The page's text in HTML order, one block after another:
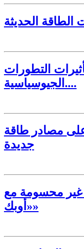
الطاقة الحديثة
التطورات
الجيوسياسية....
مصادر طاقة
جديدة
غير محسومة مع
«أوبك»